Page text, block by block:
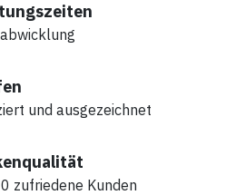
und ausgezeichnet
zufriedene Kunden